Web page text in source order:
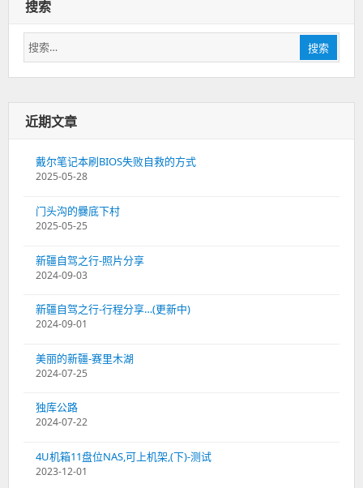
搜索
搜
索：
搜索
近期文章
戴尔笔记本刷BIOS失败自救的方式
2025-05-28
门头沟的爨底下村
2025-05-25
新疆自驾之行-照片分享
2024-09-03
新疆自驾之行-行程分享…(更新中)
2024-09-01
美丽的新疆-赛里木湖
2024-07-25
独库公路
2024-07-22
4U机箱11盘位NAS,可上机架,(下)-测试
2023-12-01